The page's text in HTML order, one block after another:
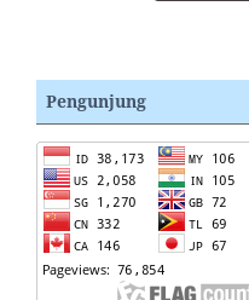
Pengunjung